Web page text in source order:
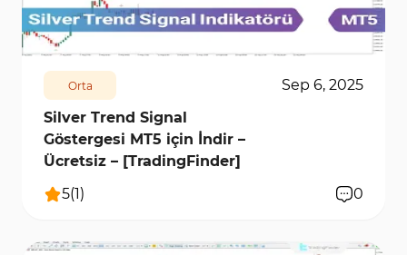
489 5941 0
Orta
Sep 6, 2025
Silver Trend Signal
Göstergesi MT5 için İndir –
Ücretsiz – [TradingFinder]
5(1 ) 0